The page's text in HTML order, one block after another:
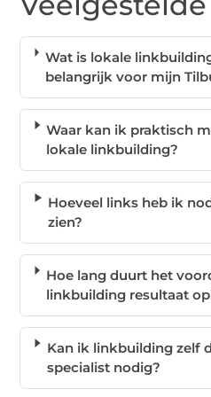
Wat is lokale
belangrijk voor mijn
Waar kan ik praktisch
lokale linkbuilding?
Hoeveel links heb ik
zien?
Hoe lang duurt het
linkbuilding resultaat
Kan ik linkbuilding zelf
specialist nodig?